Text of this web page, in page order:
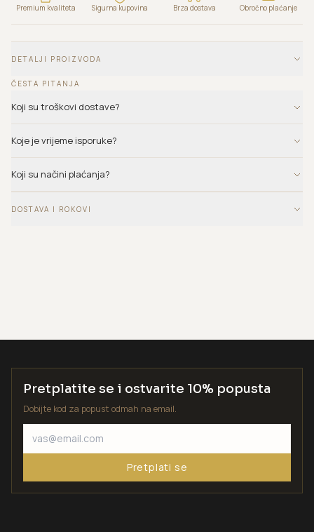
Premium kvaliteta Sigurna kupovina Brza dostava Obročno plaćanje
DETALJI PROIZVODA
ČESTA PITANJA
Koji su troškovi dostave?
Koje je vrijeme isporuke?
Koji su načini plaćanja?
DOSTAVA I ROKOVI
Pretplatite se i ostvarite 10% popusta
Dobijte kod za popust odmah na email.
Pretplati se